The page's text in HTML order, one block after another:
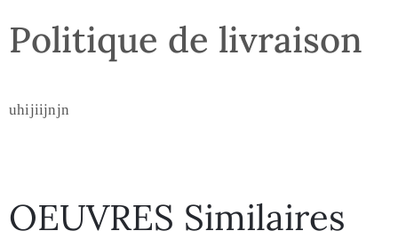
Politique de livraison
uhijiijnjn
OEUVRES Similaires